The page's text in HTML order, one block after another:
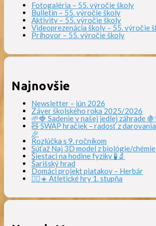
Fotogaléria – 55. výročie školy
Bulletin – 55. výročie školy
Aktivity – 55. výročie školy
Videoprezenácia školy – 55. výročie
Príhovor – 55. výročie školy
Najnovšie
Newsletter – jún 2026
Záver školského roka 2025/2026
🌱🍓 Sadenie v našej jedlej záhrade
🧸 SWAP hračiek – radosť z
🎉
Rozlúčka s 9. ročníkom
Súťaž Naj 3D model z biológie/chémie
Šiestaci na hodine fyziky 🧪🔬
Šarišský hrad
Domáci projekt piatakov – Herbár
🏃‍♀️☀️ Atletické hry 1. stupňa